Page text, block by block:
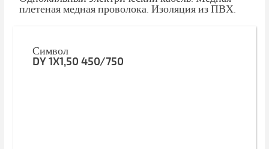
плетеная медная проволока. Изоляция из ПВХ.
Символ
DY 1X1,50 450/750